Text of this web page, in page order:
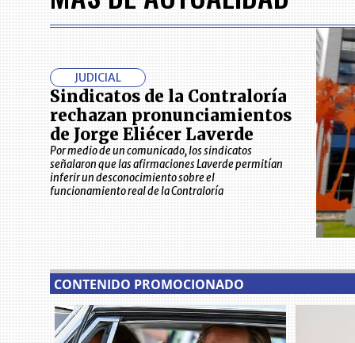
JUDICIAL
Sindicatos de la Contraloría
rechazan pronunciamientos
de Jorge Eliécer Laverde
Por medio de un comunicado, los sindicatos
señalaron que las afirmaciones Laverde permitían
inferir un desconocimiento sobre el
funcionamiento real de la Contraloría